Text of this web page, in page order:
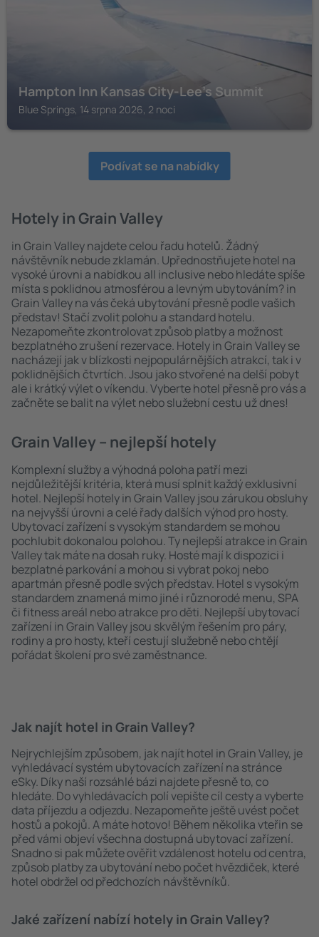
Hampton Inn Kansas City-Lee's Summit
Blue Springs, 14 srpna 2026, 2 noci
Podívat se na nabídky
Hotely in Grain Valley
in Grain Valley najdete celou řadu hotelů. Žádný
návštěvník nebude zklamán. Upřednostňujete hotel na
vysoké úrovni a nabídkou all inclusive nebo hledáte spíše
místa s poklidnou atmosférou a levným ubytováním? in
Grain Valley na vás čeká ubytování přesně podle vašich
představ! Stačí zvolit polohu a standard hotelu.
Nezapomeňte zkontrolovat způsob platby a možnost
bezplatného zrušení rezervace. Hotely in Grain Valley se
nacházejí jak v blízkosti nejpopulárnějších atrakcí, tak i v
poklidnějších čtvrtích. Jsou jako stvořené na delší pobyt
ale i krátký výlet o víkendu. Vyberte hotel přesně pro vás a
začněte se balit na výlet nebo služební cestu už dnes!
Grain Valley – nejlepší hotely
Komplexní služby a výhodná poloha patří mezi
nejdůležitější kritéria, která musí splnit každý exklusivní
hotel. Nejlepší hotely in Grain Valley jsou zárukou obsluhy
na nejvyšší úrovni a celé řady dalších výhod pro hosty.
Ubytovací zařízení s vysokým standardem se mohou
pochlubit dokonalou polohou. Ty nejlepší atrakce in Grain
Valley tak máte na dosah ruky. Hosté mají k dispozici i
bezplatné parkování a mohou si vybrat pokoj nebo
apartmán přesně podle svých představ. Hotel s vysokým
standardem znamená mimo jiné i různorodé menu, SPA
či fitness areál nebo atrakce pro děti. Nejlepší ubytovací
zařízení in Grain Valley jsou skvělým řešením pro páry,
rodiny a pro hosty, kteří cestují služebně nebo chtějí
pořádat školení pro své zaměstnance.
Jak najít hotel in Grain Valley?
Nejrychlejším způsobem, jak najít hotel in Grain Valley, je
vyhledávací systém ubytovacích zařízení na stránce
eSky. Díky naší rozsáhlé bázi najdete přesně to, co
hledáte. Do vyhledávacích polí vepište cíl cesty a vyberte
data příjezdu a odjezdu. Nezapomeňte ještě uvést počet
hostů a pokojů. A máte hotovo! Během několika vteřin se
před vámi objeví všechna dostupná ubytovací zařízení.
Snadno si pak můžete ověřit vzdálenost hotelu od centra,
způsob platby za ubytování nebo počet hvězdiček, které
hotel obdržel od předchozích návštěvníků.
Jaké zařízení nabízí hotely in Grain Valley?